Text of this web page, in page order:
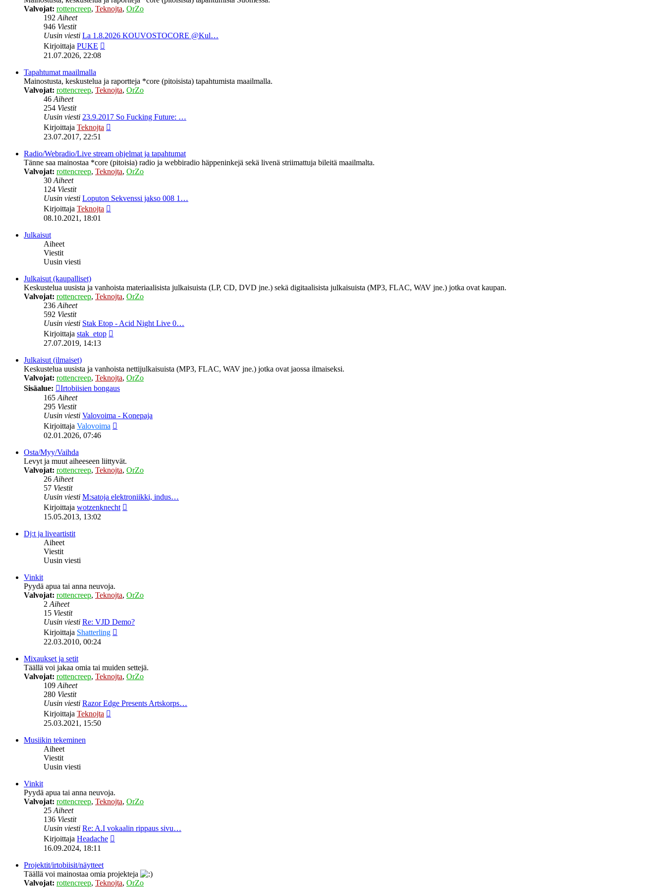
Valvojat: rottencreep, Teknojta, OrZo
192Aiheet
946 Viestit
Uusin viesti La 1.8.2026 KOUVOSTOCORE @Kul…
Kirjoittaja PUKE
21.07.2026, 22:08
Tapahtumat maailmalla
Mainostusta, keskustelua ja raportteja *core (pitoisista) tapahtumista maailmalla.
Valvojat: rottencreep, Teknojta, OrZo
46Aiheet
254 Viestit
Uusin viesti 23.9.2017 So Fucking Future: …
Kirjoittaja Teknojta
23.07.2017, 22:51
Radio/Webradio/Live stream ohjelmat ja tapahtumat
Tänne saa mainostaa *core (pitoisia) radio ja webbiradio häppeninkejä sekä livenä striimattuja bileitä maailmalta.
Valvojat: rottencreep, Teknojta, OrZo
30Aiheet
124 Viestit
Uusin viesti Loputon Sekvenssi jakso 008 1…
Kirjoittaja Teknojta
08.10.2021, 18:01
Julkaisut
Aiheet
Viestit
Uusin viesti
Julkaisut (kaupalliset)
Keskustelua uusista ja vanhoista materiaalisista julkaisuista (LP, CD, DVD jne.) sekä digitaalisista julkaisuista (MP3, FLAC, WAV jne.) jotka ovat kaupan.
Valvojat: rottencreep, Teknojta, OrZo
236Aiheet
592 Viestit
Uusin viesti Stak Etop - Acid Night Live 0…
Kirjoittaja stak_etop
27.07.2019, 14:13
Julkaisut (ilmaiset)
Keskustelua uusista ja vanhoista nettijulkaisuista (MP3, FLAC, WAV jne.) jotka ovat jaossa ilmaiseksi.
Valvojat: rottencreep, Teknojta, OrZo
Sisäalue:
Irtobiisien bongaus
165Aiheet
295 Viestit
Uusin viesti Valovoima - Konepaja
Kirjoittaja Valovoima
02.01.2026, 07:46
Osta/Myy/Vaihda
Levyt ja muut aiheeseen liittyvät.
Valvojat: rottencreep, Teknojta, OrZo
26Aiheet
57 Viestit
Uusin viesti M:satoja elektroniikki, indus…
Kirjoittaja wotzenknecht
15.05.2013, 13:02
Dj:t ja liveartistit
Aiheet
Viestit
Uusin viesti
Vinkit
Pyydä apua tai anna neuvoja.
Valvojat: rottencreep, Teknojta, OrZo
2Aiheet
15 Viestit
Uusin viesti Re: VJD Demo?
Kirjoittaja Shatterling
22.03.2010, 00:24
Mixaukset ja setit
Täällä voi jakaa omia tai muiden settejä.
Valvojat: rottencreep, Teknojta, OrZo
109Aiheet
280 Viestit
Uusin viesti Razor Edge Presents Artskorps…
Kirjoittaja Teknojta
25.03.2021, 15:50
Musiikin tekeminen
Aiheet
Viestit
Uusin viesti
Vinkit
Pyydä apua tai anna neuvoja.
Valvojat: rottencreep, Teknojta, OrZo
25Aiheet
136 Viestit
Uusin viesti Re: A.I vokaalin rippaus sivu…
Kirjoittaja Headache
16.09.2024, 18:11
Projektit/irtobiisit/näytteet
Täällä voi mainostaa omia projekteja
Valvojat: rottencreep, Teknojta, OrZo